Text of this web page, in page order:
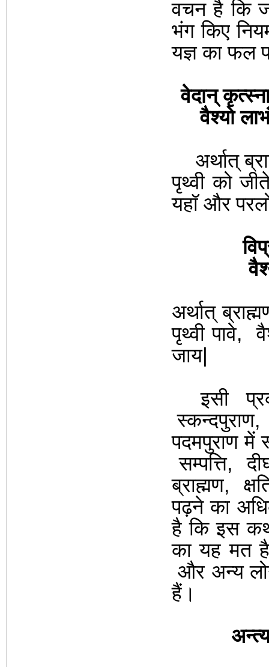
वचन है कि
भंग किए
यज्ञ का फल
वेदान्
वैश्यो
अर्थात्
पृथ्वी को
यहॉ और
अर्थात्
पृथ्वी पावे,
जाय|
इसी
स्कन्दपुराण,
पदमपुराण में
सम्पत्ति,
ब्राह्मण,
पढ़ने का
है कि इस
का यह मत
और अन्य
हैं।